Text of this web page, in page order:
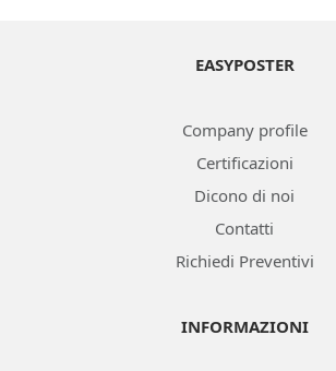
EASYPOSTER
Company profile
Certificazioni
Dicono di noi
Contatti
Richiedi Preventivi
INFORMAZIONI